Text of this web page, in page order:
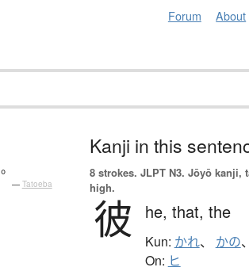
Forum About
。
— Tatoeba
Kanji in this
8 strokes. JLPT N3. Jōyō kanji,
high.
彼 he, that, the
Kun: かれ、 かの、
On: ヒ